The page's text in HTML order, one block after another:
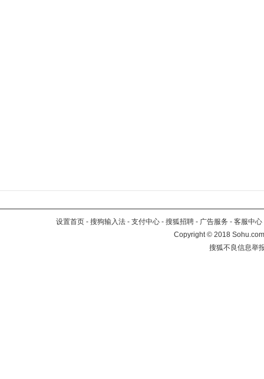
设置首页 - 搜狗输入法 - 支付中心 - 搜狐招聘 - 广告服务 - 客服中心
Copyright©2018
搜狐不良信息举